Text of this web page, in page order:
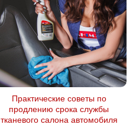
Практические советы по
продлению срока службы
тканевого салона автомобиля